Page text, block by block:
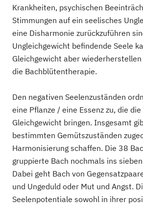
Krankheiten, psychischen
Stimmungen auf ein seelisches
eine Disharmonie zurückzuführen
Ungleichgewicht befindende Seele
Gleichgewicht aber
die Bachblütentherapie.
Den negativen Seelenzuständen
eine Pflanze / eine Essenz zu, die
Gleichgewicht bringen. Insgesamt
bestimmten Gemütszuständen
Harmonisierung schaffen. Die 38
gruppierte Bach nochmals ins
Dabei geht Bach von
und Ungeduld oder Mut und Angst.
Seelenpotentiale sowohl in ihrer